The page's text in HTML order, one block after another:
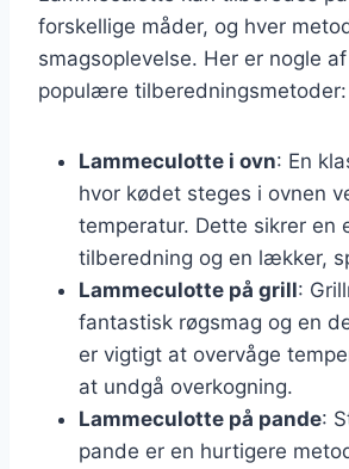
forskellige måder, og hver
smagsoplevelse. Her er nogle
populære tilberedningsmetoder:
Lammeculotte i ovn: En
hvor kødet steges i ovnen
temperatur. Dette sikrer en
tilberedning og en lækker,
Lammeculotte på grill:
fantastisk røgsmag og en
er vigtigt at overvåge
at undgå overkogning.
Lammeculotte på pande:
pande er en hurtigere